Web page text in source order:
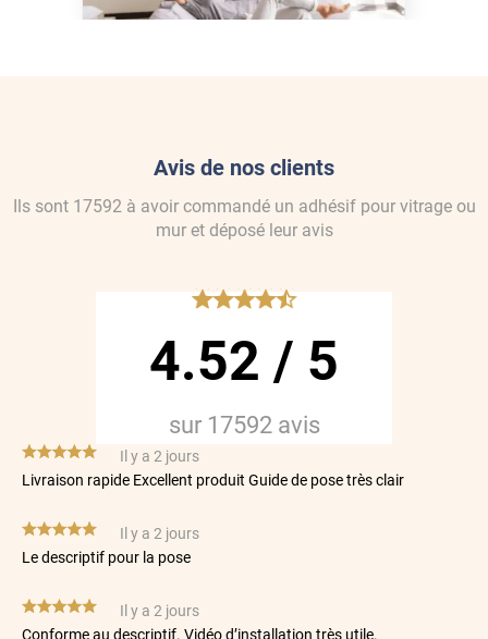
Avis de nos clients
Ils sont 17592à avoir commandé un adhésif pour vitrage ou
muret déposé leur avis
*****
4.52 / 5
sur 17592avis
*****
Livraison rapide Excellent produit Guide de pose très clair
Il y a 2 jours
*****
Le descriptif pour la pose
Il y a 2 jours
*****
Conforme au descriptif. Vidéo d’installation très utile.
Il y a 2 jours